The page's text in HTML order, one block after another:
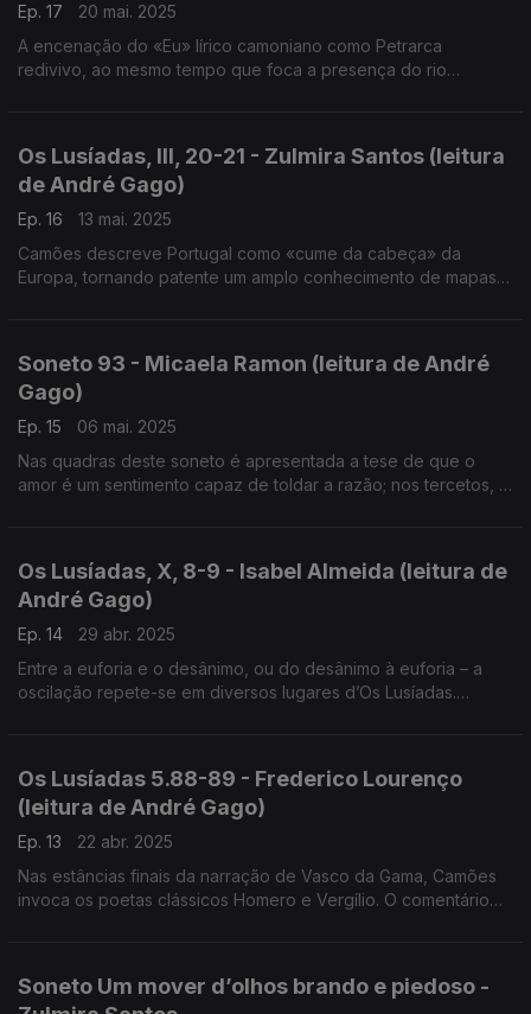
Ep. 17
20 mai. 2025
A encenação do «Eu» lírico camoniano como Petrarca
redivivo, ao mesmo tempo que foca a presença do rio
Os Lusíadas, III, 20-21 - Zulmira Santos (leitura
de André Gago)
Ep. 16
13 mai. 2025
Camões descreve Portugal como «cume da cabeça» da
Europa, tornando patente um amplo conhecimento de mapas,
Soneto 93 - Micaela Ramon (leitura de André
Gago)
Ep. 15
06 mai. 2025
Nas quadras deste soneto é apresentada a tese de que o
amor é um sentimento capaz de toldar a razão; nos tercetos, o
Os Lusíadas, X, 8-9 - Isabel Almeida (leitura de
André Gago)
Ep. 14
29 abr. 2025
Entre a euforia e o desânimo, ou do desânimo à euforia – a
oscilação repete-se em diversos lugares d’Os Lusíadas.
Os Lusíadas 5.88-89 - Frederico Lourenço
(leitura de André Gago)
Ep. 13
22 abr. 2025
Nas estâncias finais da narração de Vasco da Gama, Camões
invoca os poetas clássicos Homero e Vergílio. O comentário
Soneto Um mover d’olhos brando e piedoso -